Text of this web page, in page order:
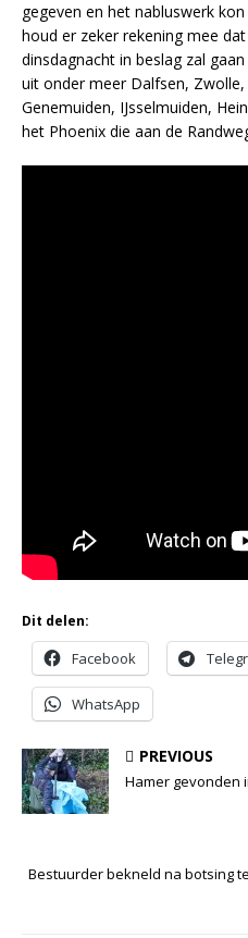
gegeven en het nabluswerk
houd er zeker rekening mee
dinsdagnacht in beslag zal
uit onder meer Dalfsen,
Genemuiden, IJsselmuiden,
het Phoenix die aan de
Dit delen:
Facebook
WhatsApp
PREVIOUS
Hamer gevonden
Bestuurder bekneld na botsing